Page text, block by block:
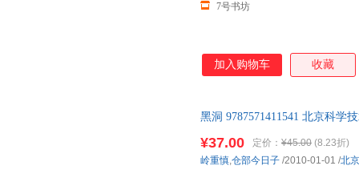
7号书坊
加入购物车 收藏
黑洞 9787571411541 北京科学
¥37.00 定价： ¥45.00 (8.23折)
岭重慎,仓部今日子 /2010-01-01 /北